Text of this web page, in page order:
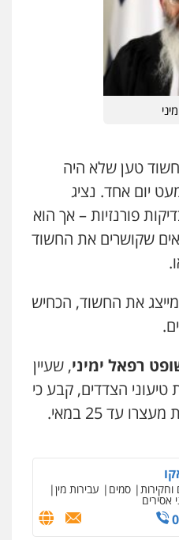
טען שלא היה
יום אחד. נציג
פורנזיות – אך הוא
שקושרים את החשוד
את החשוד, הכחיש
רפאל ימיני, שעיין
הצדדים, קבע כי
עד 25 במאי.
קטינים
משרד עו"ד
דין פלילי
ליווי וייצוג בחקירות
צווארון לבן פשיעה
סמים עבירות מין
אסירים